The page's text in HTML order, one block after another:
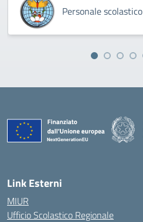
Personale scolastico
Link Esterni
MIUR
Ufficio Scolastico Regionale